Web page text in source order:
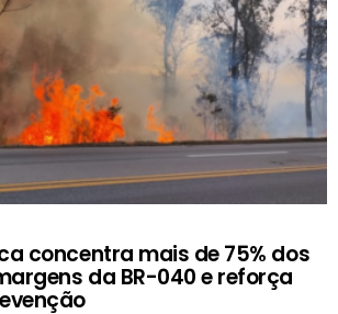
concentra mais de 75% dos
da BR-040 e reforça